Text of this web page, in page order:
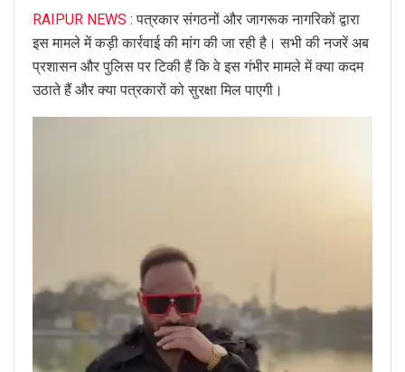
RAIPUR NEWS : पत्रकार संगठनों और जागरूक नागरिकों द्वारा
इस मामले में कड़ी कार्रवाई की मांग की जा रही है। सभी की नजरें अब
प्रशासन और पुलिस पर टिकी हैं कि वे इस गंभीर मामले में क्या कदम
उठाते हैं और क्या पत्रकारों को सुरक्षा मिल पाएगी।